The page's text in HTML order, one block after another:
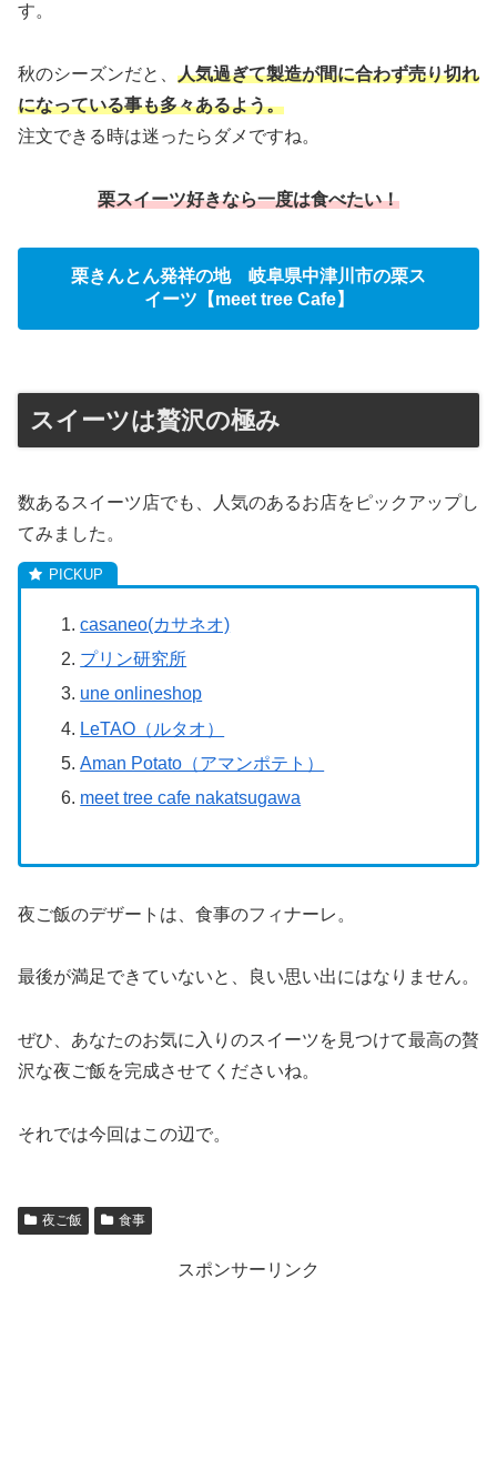
す。
秋のシーズンだと、 人気過ぎて製造が間に合わず売り切れ
になっている事も多々あるよう。
注文できる時は迷ったらダメですね。
栗スイーツ好きなら一度は食べたい！
栗きんとん発祥の地 岐阜県中津川市の栗ス
イーツ【meet tree Cafe】
スイーツは贅沢の極み
数あるスイーツ店でも、人気のあるお店をピックアップし
てみました。
casaneo(カサネオ)
プリン研究所
une onlineshop
LeTAO（ルタオ）
Aman Potato（アマンポテト）
meet tree cafe nakatsugawa
夜ご飯のデザートは、食事のフィナーレ。
最後が満足できていないと、良い思い出にはなりません。
ぜひ、あなたのお気に入りのスイーツを見つけて最高の贅
沢な夜ご飯を完成させてくださいね。
それでは今回はこの辺で。
夜ご飯 食事
スポンサーリンク